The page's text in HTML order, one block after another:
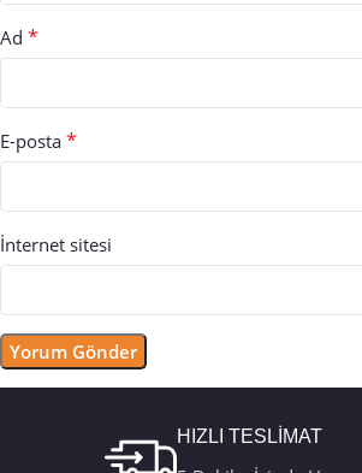
Ad *
E-posta *
İnternet sitesi
HIZLI TESLİMAT